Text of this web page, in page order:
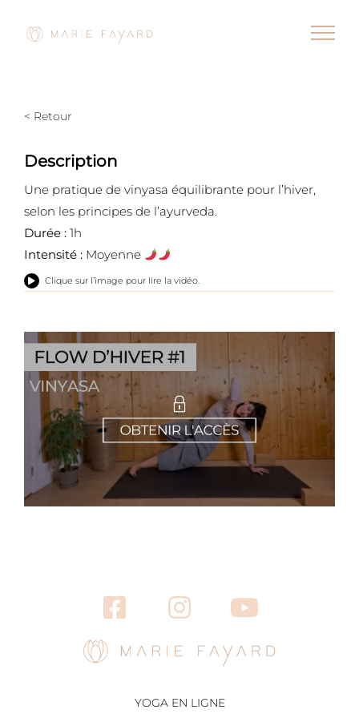
< Retour
Description
Une pratique de vinyasa équilibrante pour l’hiver,
selon les principes de l’ayurveda.
Durée :1h
Intensité :Moyenne
Clique sur l’image pour lire la vidéo.
YOGA EN LIGNE